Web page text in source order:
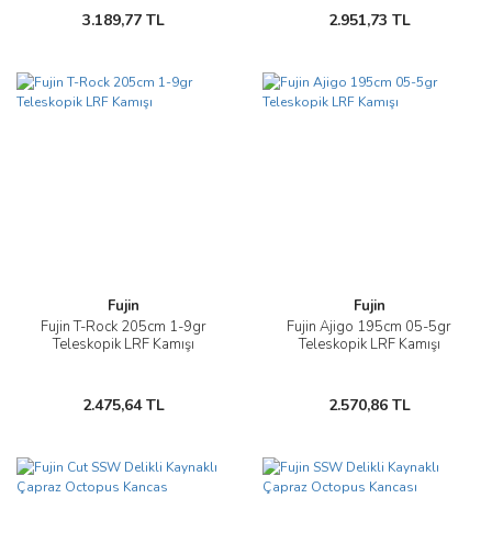
3.189,77 TL 2.951,73 TL
Fujin
Fujin T-Rock 205cm 1-9gr
Teleskopik LRF Kamışı
2.475,64 TL
Fujin
Fujin Ajigo 195cm 05-5gr
Teleskopik LRF Kamışı
2.570,86 TL